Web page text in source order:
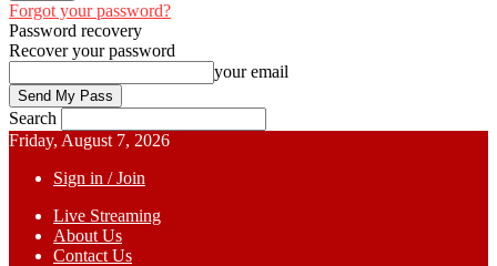
Forgot your password?
Password recovery
Recover your password
your email
Search
Friday, August 7, 2026
Sign in / Join
Live Streaming
About Us
Contact Us